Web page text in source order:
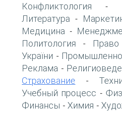
Конфликтология -
Литература -
Медицина -
Политология -
України -
Реклама -
Страхование -
Учебный процесс -
Финансы - Химия -